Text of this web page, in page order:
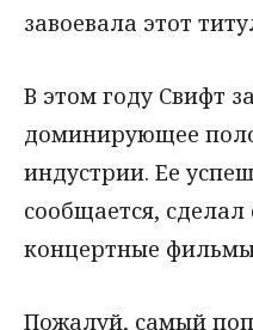
завоевала этот
В этом году Свифт
доминирующее
индустрии. Ее
сообщается,
концертные
Пожалуй, самый